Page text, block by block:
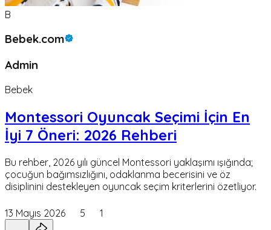
B
Bebek.com
Admin
Bebek
Montessori Oyuncak Seçimi İçin En
İyi 7 Öneri: 2026 Rehberi
Bu rehber, 2026 yılı güncel Montessori yaklaşımı ışığında;
çocuğun bağımsızlığını, odaklanma becerisini ve öz
disiplinini destekleyen oyuncak seçim kriterlerini özetliyor.
13 Mayıs 2026 5 1